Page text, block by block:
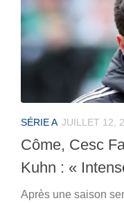
SÉRIE A JUILLET 12,
Côme, Cesc
Kuhn : «
Après une saison